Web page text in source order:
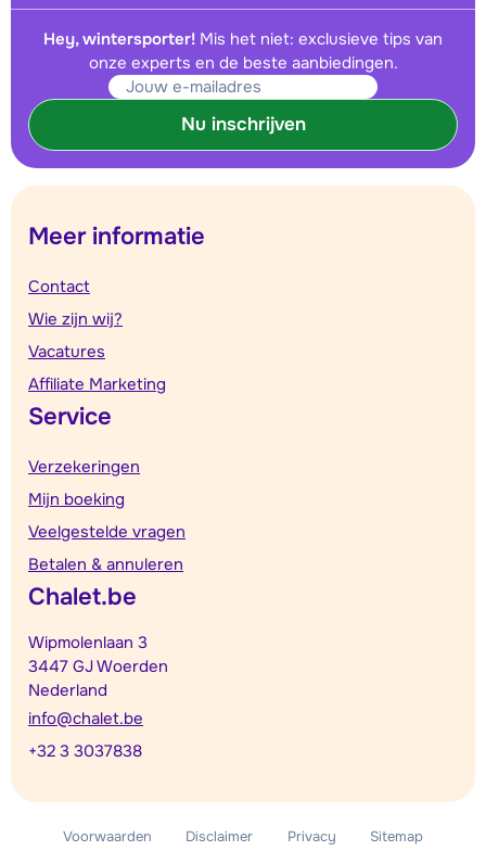
Hey, wintersporter! Mis het niet: exclusieve tips van
onze experts en de beste aanbiedingen.
Nu inschrijven
Meer informatie
Contact
Wie zijn wij?
Vacatures
Affiliate Marketing
Service
Verzekeringen
Mijn boeking
Veelgestelde vragen
Betalen & annuleren
Chalet.be
Wipmolenlaan 3
3447 GJ Woerden
Nederland
info@chalet.be
+32 3 3037838
Voorwaarden Disclaimer Privacy Sitemap